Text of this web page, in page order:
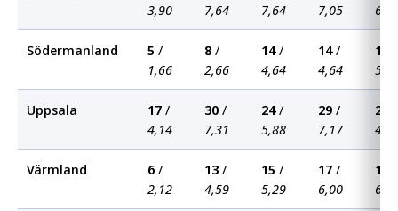
3,90
7,64
7,64
7,05
Södermanland 5 /
1,66
8 /
2,66
14/
4,64
14/
4,64
17
Uppsala 17 /
4,14
30 /
7,31
24/
5,88
29 /
7,17
20
Värmland 6 /
2,12
13 /
4,59
15 /
5,29
17 /
6,00
19